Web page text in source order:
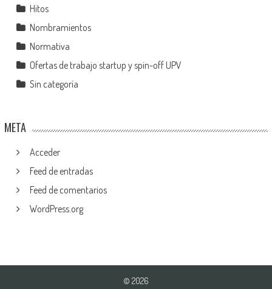
Hitos
Nombramientos
Normativa
Ofertas de trabajo startup y spin-off UPV
Sin categoría
META
Acceder
Feed de entradas
Feed de comentarios
WordPress.org
© 2026